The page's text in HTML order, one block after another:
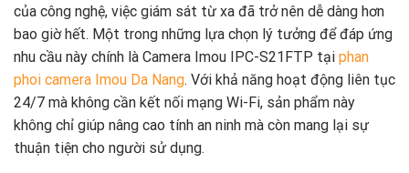
của công nghệ, việc giám sát từ xa đã trở nên dễ dàng hơn
bao giờ hết. Một trong những lựa chọn lý tưởng để đáp ứng
nhu cầu này chính là Camera Imou IPC-S21FTP tại phan
phoi camera Imou Da Nang. Với khả năng hoạt động liên tục
24/7 mà không cần kết nối mạng Wi-Fi, sản phẩm này
không chỉ giúp nâng cao tính an ninh mà còn mang lại sự
thuận tiện cho người sử dụng.